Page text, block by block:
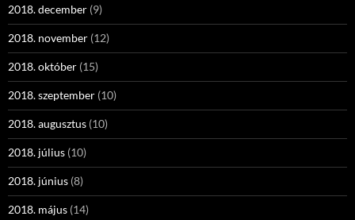
2018. december (9)
2018. november (12)
2018. október (15)
2018. szeptember (10)
2018. augusztus (10)
2018. július (10)
2018. június (8)
2018. május (14)